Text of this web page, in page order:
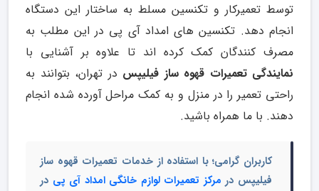
توسط تعمیرکار و تکنسین مسلط به ساختار این دستگاه
انجام دهد. تکنسین های امداد آی پی در این مطلب به
مصرف کنندگان کمک کرده اند تا علاوه بر آشنایی با
نمایندگی تعمیرات قهوه ساز فیلیپس در تهران، بتوانند به
راحتی تعمیر را در منزل و به کمک مراحل آورده شده انجام
دهند. با ما همراه باشید.
کاربران گرامی؛ با استفاده از خدمات تعمیرات قهوه ساز
فیلیپس در مرکز تعمیرات لوازم خانگی امداد آی پی در